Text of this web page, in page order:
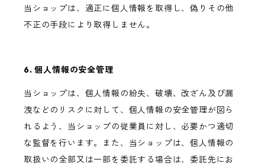
当ショップは、適正に個人情報を取得し、偽りその他
不正の手段により取得しません。
6. 個人情報の安全管理
当ショップは、個人情報の紛失、破壊、改ざん及び漏
洩などのリスクに対して、個人情報の安全管理が図ら
れるよう、当ショップの従業員に対し、必要かつ適切
な監督を行います。また、当ショップは、個人情報の
取扱いの全部又は一部を委託する場合は、委託先にお